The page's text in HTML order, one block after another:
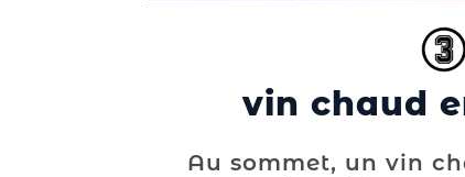
vin chaud
Au sommet, un vin